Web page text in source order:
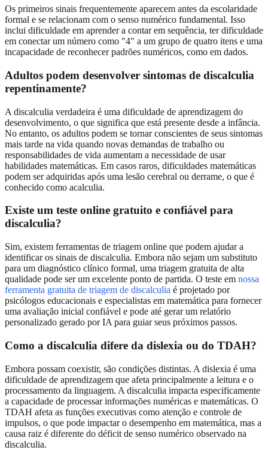
Os primeiros sinais frequentemente aparecem antes da escolaridade
formal e se relacionam com o senso numérico fundamental. Isso
inclui dificuldade em aprender a contar em sequência, ter dificuldade
em conectar um número como "4" a um grupo de quatro itens e uma
incapacidade de reconhecer padrões numéricos, como em dados.
Adultos podem desenvolver sintomas de discalculia
repentinamente?
A discalculia verdadeira é uma dificuldade de aprendizagem do
desenvolvimento, o que significa que está presente desde a infância.
No entanto, os adultos podem se tornar conscientes de seus sintomas
mais tarde na vida quando novas demandas de trabalho ou
responsabilidades de vida aumentam a necessidade de usar
habilidades matemáticas. Em casos raros, dificuldades matemáticas
podem ser adquiridas após uma lesão cerebral ou derrame, o que é
conhecido como acalculia.
Existe um teste online gratuito e confiável para
discalculia?
Sim, existem ferramentas de triagem online que podem ajudar a
identificar os sinais de discalculia. Embora não sejam um substituto
para um diagnóstico clínico formal, uma triagem gratuita de alta
qualidade pode ser um excelente ponto de partida. O teste em nossa
ferramenta gratuita de triagem de discalculia é projetado por
psicólogos educacionais e especialistas em matemática para fornecer
uma avaliação inicial confiável e pode até gerar um relatório
personalizado gerado por IA para guiar seus próximos passos.
Como a discalculia difere da dislexia ou do TDAH?
Embora possam coexistir, são condições distintas. A dislexia é uma
dificuldade de aprendizagem que afeta principalmente a leitura e o
processamento da linguagem. A discalculia impacta especificamente
a capacidade de processar informações numéricas e matemáticas. O
TDAH afeta as funções executivas como atenção e controle de
impulsos, o que pode impactar o desempenho em matemática, mas a
causa raiz é diferente do déficit de senso numérico observado na
discalculia.